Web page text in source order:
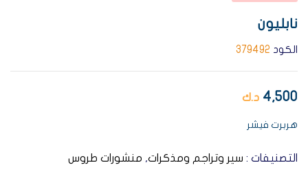
نابليون
الكود 379492
4,500 د.ك
هربرت فيشر
التصنيفات : سير وتراجم ومذكرات, منشورات طروس